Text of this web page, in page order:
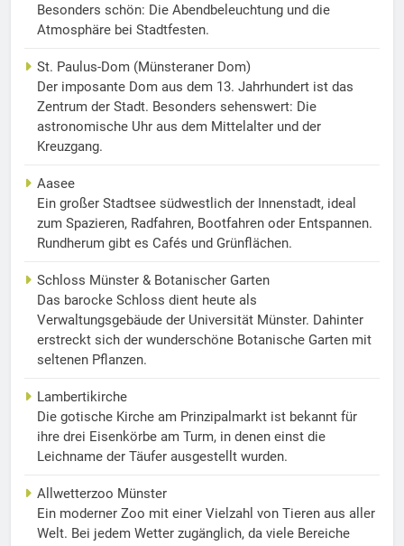
Besonders schön: Die Abendbeleuchtung und die
Atmosphäre bei Stadtfesten.
St. Paulus-Dom (Münsteraner Dom)
Der imposante Dom aus dem 13. Jahrhundert ist das
Zentrum der Stadt. Besonders sehenswert: Die
astronomische Uhr aus dem Mittelalter und der
Kreuzgang.
Aasee
Ein großer Stadtsee südwestlich der Innenstadt, ideal
zum Spazieren, Radfahren, Bootfahren oder Entspannen.
Rundherum gibt es Cafés und Grünflächen.
Schloss Münster & Botanischer Garten
Das barocke Schloss dient heute als
Verwaltungsgebäude der Universität Münster. Dahinter
erstreckt sich der wunderschöne Botanische Garten mit
seltenen Pflanzen.
Lambertikirche
Die gotische Kirche am Prinzipalmarkt ist bekannt für
ihre drei Eisenkörbe am Turm, in denen einst die
Leichname der Täufer ausgestellt wurden.
Allwetterzoo Münster
Ein moderner Zoo mit einer Vielzahl von Tieren aus aller
Welt. Bei jedem Wetter zugänglich, da viele Bereiche